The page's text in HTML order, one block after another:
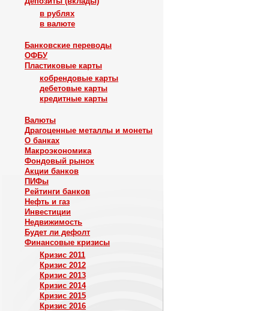
в рублях
в валюте
Банковские переводы
ОФБУ
Пластиковые карты
кобрендовые карты
дебетовые карты
кредитные карты
Валюты
Драгоценные металлы и монеты
О банках
Макроэкономика
Фондовый рынок
Акции банков
ПИФы
Рейтинги банков
Нефть и газ
Инвестиции
Недвижимость
Будет ли дефолт
Финансовые кризисы
Кризис 2011
Кризис 2012
Кризис 2013
Кризис 2014
Кризис 2015
Кризис 2016